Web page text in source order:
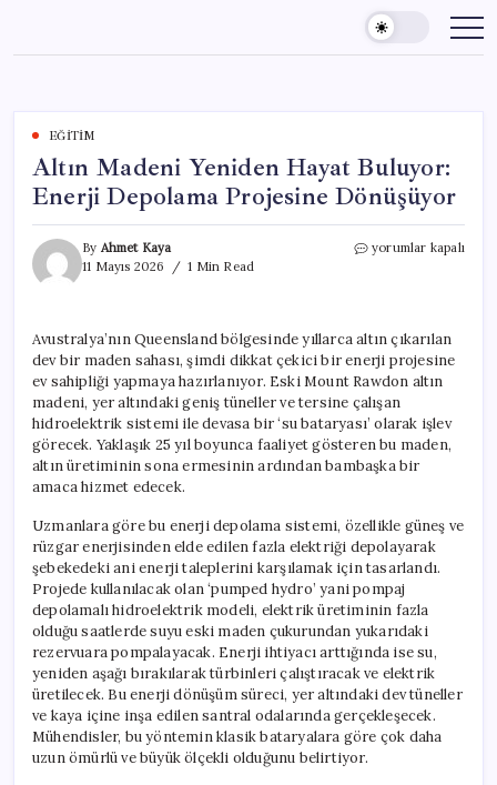
content
EĞITIM
Altın Madeni Yeniden Hayat Buluyor:
Enerji Depolama Projesine Dönüşüyor
By Ahmet Kaya
11 Mayıs 2026
1 Min Read
Altın
Enerji
Depolama
Projesine
Dönüşüyor
için
yorumlar kapalı
Avustralya’nın Queensland bölgesinde yıllarca altın çıkarılan
dev bir maden sahası, şimdi dikkat çekici bir enerji projesine
ev sahipliği yapmaya hazırlanıyor. Eski Mount Rawdon altın
madeni, yer altındaki geniş tüneller ve tersine çalışan
hidroelektrik sistemi ile devasa bir ‘su bataryası’ olarak işlev
görecek. Yaklaşık 25 yıl boyunca faaliyet gösteren bu maden,
altın üretiminin sona ermesinin ardından bambaşka bir
amaca hizmet edecek.
Uzmanlara göre bu enerji depolama sistemi, özellikle güneş ve
rüzgar enerjisinden elde edilen fazla elektriği depolayarak
şebekedeki ani enerji taleplerini karşılamak için tasarlandı.
Projede kullanılacak olan ‘pumped hydro’ yani pompaj
depolamalı hidroelektrik modeli, elektrik üretiminin fazla
olduğu saatlerde suyu eski maden çukurundan yukarıdaki
rezervuara pompalayacak. Enerji ihtiyacı arttığında ise su,
yeniden aşağı bırakılarak türbinleri çalıştıracak ve elektrik
üretilecek. Bu enerji dönüşüm süreci, yer altındaki dev tüneller
ve kaya içine inşa edilen santral odalarında gerçekleşecek.
Mühendisler, bu yöntemin klasik bataryalara göre çok daha
uzun ömürlü ve büyük ölçekli olduğunu belirtiyor.